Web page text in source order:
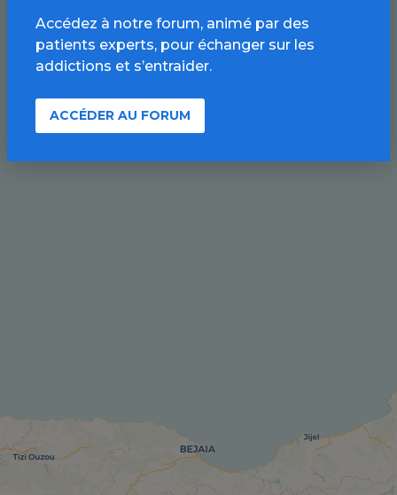
Accédez à notre forum, animé par des
patients experts, pour échanger sur les
addictions et s’entraider.
ACCÉDER AU FORUM